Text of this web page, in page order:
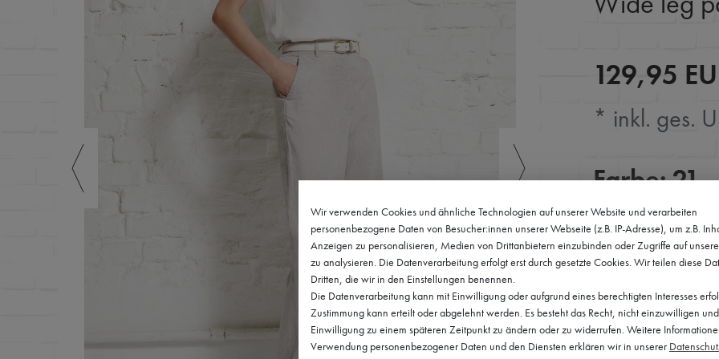
129,95
* inkl. ges.
Farbe:21
Größe:XS
XS S M
Wir verwenden Cookies und ähnliche Technologien auf unserer Website und verarbeiten
personenbezogene Daten von Besucher:innen unserer Webseite (z.B. IP-Adresse), um z.B.
Anzeigen zu personalisieren, Medien von Drittanbietern einzubinden oder Zugriffe auf
zu analysieren. Die Datenverarbeitung erfolgt erst durch gesetzte Cookies. Wir teilen diese
Dritten, die wir in den Einstellungen benennen.
Die Datenverarbeitung kann mit Einwilligung oder aufgrund eines berechtigten Interesses
Zustimmung kann erteilt oder abgelehnt werden. Es besteht das Recht, nicht einzuwilligen
Einwilligung zu einem späteren Zeitpunkt zu ändern oder zu widerrufen. Weitere
Verwendung personenbezogener Daten und den Diensten erklären wir in unserer